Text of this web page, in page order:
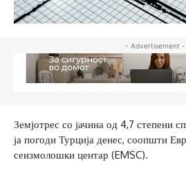
- Advertisement -
Земјотрес со јачина од 4,7 степени
ја погоди Турција денес, соопшти
сеизмолошки центар (EMSC).